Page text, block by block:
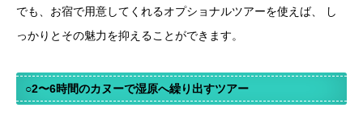
でも、お宿で用意してくれるオプショナルツアーを使えば、 し
っかりとその魅力を抑えることができます。
○2〜6時間のカヌーで湿原へ繰り出すツアー